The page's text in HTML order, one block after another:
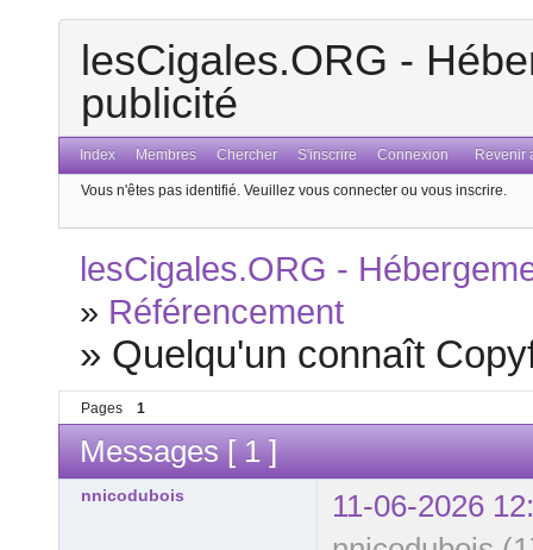
lesCigales.ORG -
publicité
Index Membres Chercher S'inscrire Connexion Revenir
Vous n'êtes pas identifié. Veuillez vous connecter ou vous inscrire.
lesCigales.ORG -
» Référencement
» Quelqu'un connaît
Pages 1
Messages [ 1 ]
nnicodubois
11-06-2026